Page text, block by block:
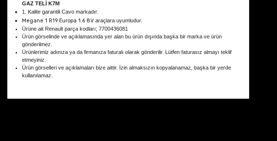
GAZ TELİ K7M
1. Kalite garantili Cavo markadır.
Megane 1 R19 Europa 1.6 8V araçlara uyumludur.
Ürüne ait Renault parça kodları; 7700436081
Ürün görselinde ve açıklamasında yer alan bu ürün dışında başka bir marka ve ürün
gönderilmez.
Ürünlerimiz adınıza ya da firmanıza faturalı olarak gönderilir. Lütfen faturasız almayı teklif
etmeyiniz.
Ürün görselleri ve açıklamaları bize aittir. İzin almaksızın kopyalanamaz, başka bir yerde
kullanılamaz.